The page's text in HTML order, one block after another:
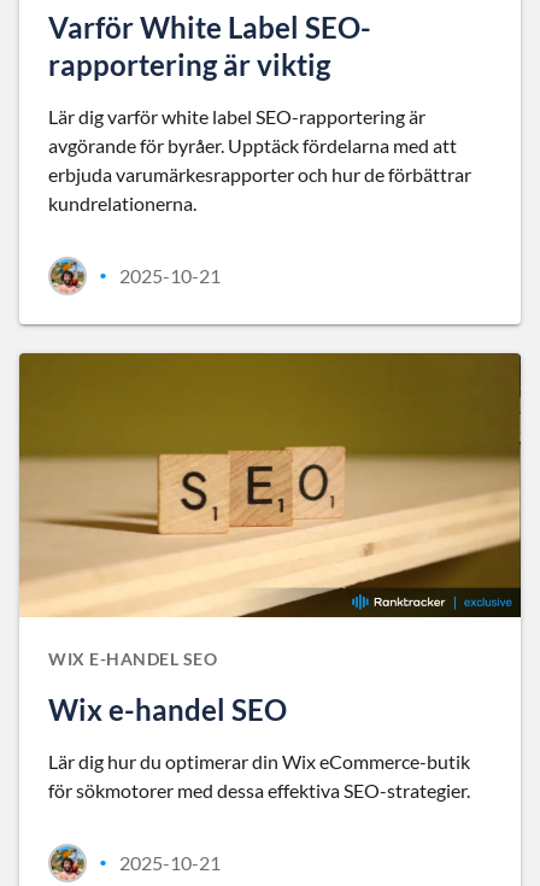
Varför White Label SEO-
rapportering är viktig
Lär dig varför white label SEO-rapportering är
avgörande för byråer. Upptäck fördelarna med att
erbjuda varumärkesrapporter och hur de förbättrar
kundrelationerna.
• 2025-10-21
WIX E-HANDEL SEO
Wix e-handel SEO
Lär dig hur du optimerar din Wix eCommerce-butik
för sökmotorer med dessa effektiva SEO-strategier.
• 2025-10-21